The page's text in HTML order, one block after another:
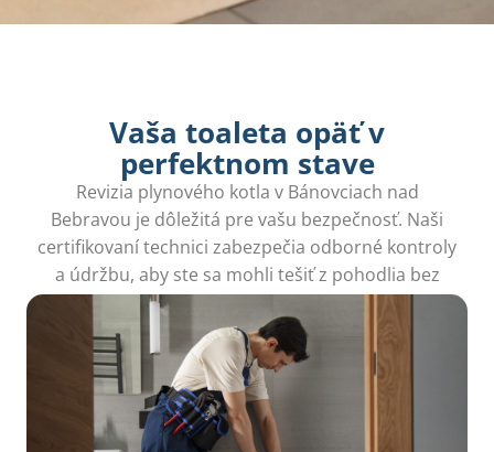
Vaša toaleta opäť v
perfektnom stave
Revizia plynového kotla v Bánovciach nad
Bebravou je dôležitá pre vašu bezpečnosť. Naši
certifikovaní technici zabezpečia odborné kontroly
a údržbu, aby ste sa mohli tešiť z pohodlia bez
problémov.